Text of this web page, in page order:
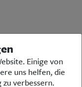
einzigartige Stimme
für Woche berichtet sie
und Wirtschaft und
unserer Gesellschaft
Einige von
uns helfen, die
verbessern.